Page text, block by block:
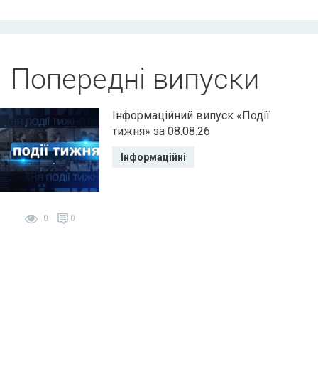
Попередні випуски
0 0
Інформаційний випуск «Події
тижня» за 08.08.26
Інформаційні